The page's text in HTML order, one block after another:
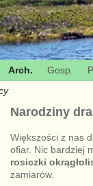
Arch. Gosp.
Narodziny
Większości z nas
ofiar. Nic bardziej
rosiczki
zamiarów.